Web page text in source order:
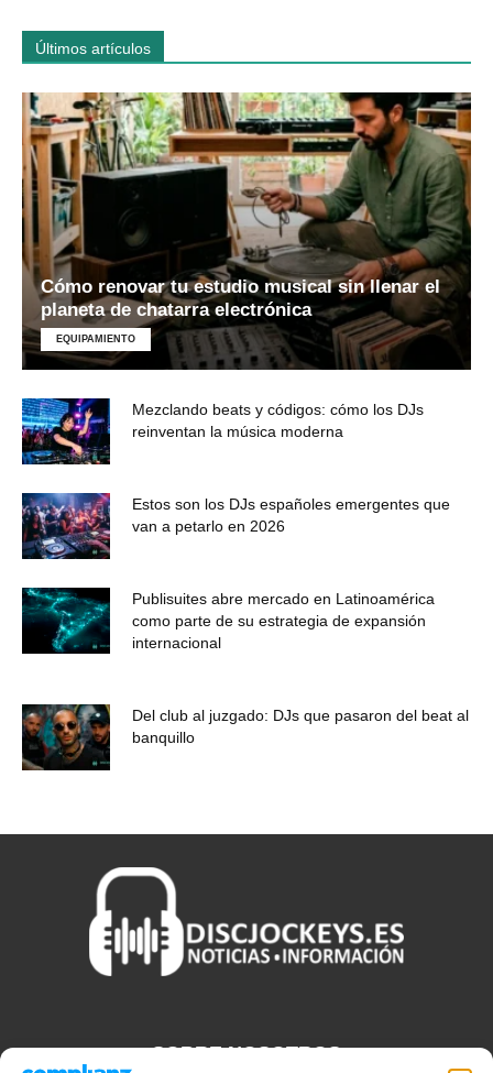
Últimos artículos
Cómo renovar tu estudio musical sin llenar el
planeta de chatarra electrónica
EQUIPAMIENTO
Mezclando beats y códigos: cómo los DJs
reinventan la música moderna
Estos son los DJs españoles emergentes que
van a petarlo en 2026
Publisuites abre mercado en Latinoamérica
como parte de su estrategia de expansión
internacional
Del club al juzgado: DJs que pasaron del beat al
banquillo
SOBRE NOSOTROS